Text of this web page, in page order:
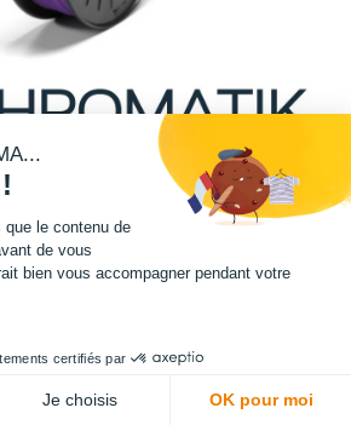
est disponible en format 750g.
mm
que le contenu de
de vous
bien vous accompagner pendant votre
certifiés par
Je choisis OK pour moi